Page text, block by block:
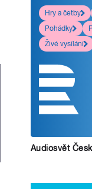
Hry a četby
Pohádky
Živé vysílání
Audiosvět